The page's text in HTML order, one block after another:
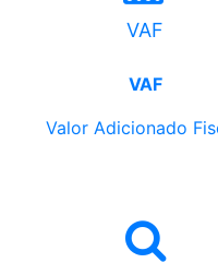
VAF
VAF
Valor Adicionado